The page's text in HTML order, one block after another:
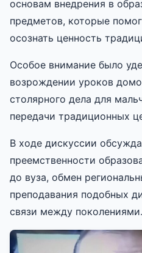
основам внедрения в
предметов, которые
осознать ценность
Особое внимание было
возрождении уроков
столярного дела для
передачи традиционных
В ходе дискуссии
преемственности
до вуза, обмен
преподавания подобных
связи между поколениями.